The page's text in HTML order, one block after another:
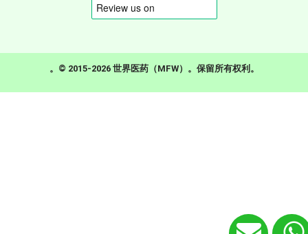
。© 2015-2026 世界医药（MFW）。保留所有权利。